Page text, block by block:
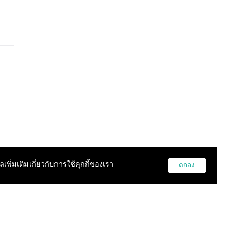
พิ่มเติมเกี่ยวกับการใช้คุกกี้ของเรา ตกลง